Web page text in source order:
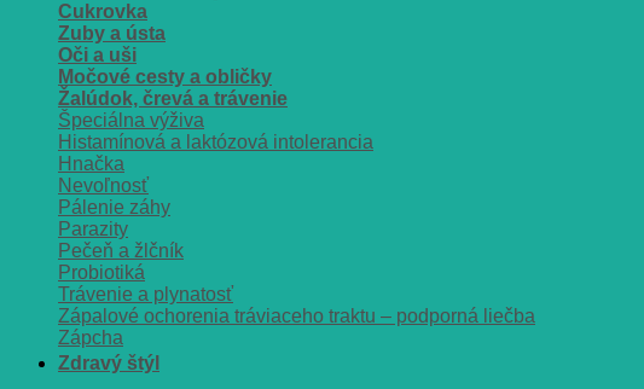
Cukrovka
Zuby a ústa
Oči a uši
Močové cesty a obličky
Žalúdok, črevá a trávenie
Špeciálna výživa
Histamínová a laktózová intolerancia
Hnačka
Nevoľnosť
Pálenie záhy
Parazity
Pečeň a žlčník
Probiotiká
Trávenie a plynatosť
Zápalové ochorenia tráviaceho traktu – podporná liečba
Zápcha
Zdravý štýl